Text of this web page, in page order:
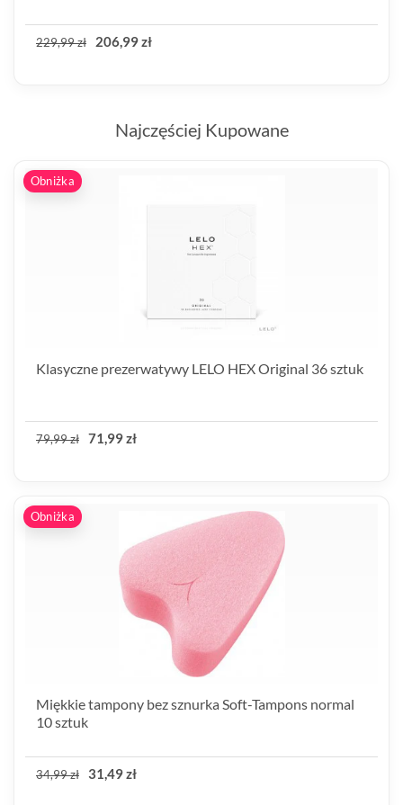
229,99 zł 206,99 zł
Najczęściej Kupowane
Obniżka
Klasyczne prezerwatywy LELO HEX Original 36 sztuk
79,99 zł 71,99 zł
Obniżka
Miękkie tampony bez sznurka Soft-Tampons normal
10 sztuk
34,99 zł 31,49 zł